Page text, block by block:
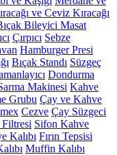
ve Ceviz Kıracağı
Bileyici Masat
Çırpıcı Sebze
Hamburger Presi
Bıçak Standı Süzgeç
Dondurma
Makinesi Kahve
Grubu Çay ve Kahve
Cezve Çay Süzgeci
Sifon Kahve
Kalıbı Fırın Tepsisi
Muffin Kalıbı